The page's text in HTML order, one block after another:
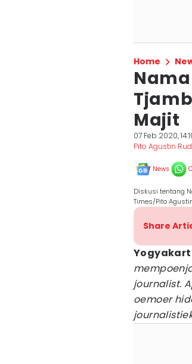
Home
Majit
07 Feb 2020,
Pito Agustin
News
Diskusi tentang
Times/Pito
Share
journalist.
oemoer